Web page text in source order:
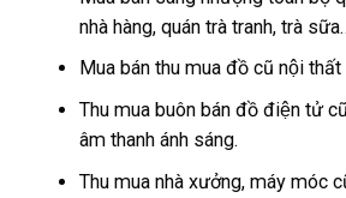
nhà hàng, quán trà tranh, trà
Mua bán thu mua đồ cũ nội
Thu mua buôn bán đồ điện tử
âm thanh ánh sáng.
Thu mua nhà xưởng, máy móc